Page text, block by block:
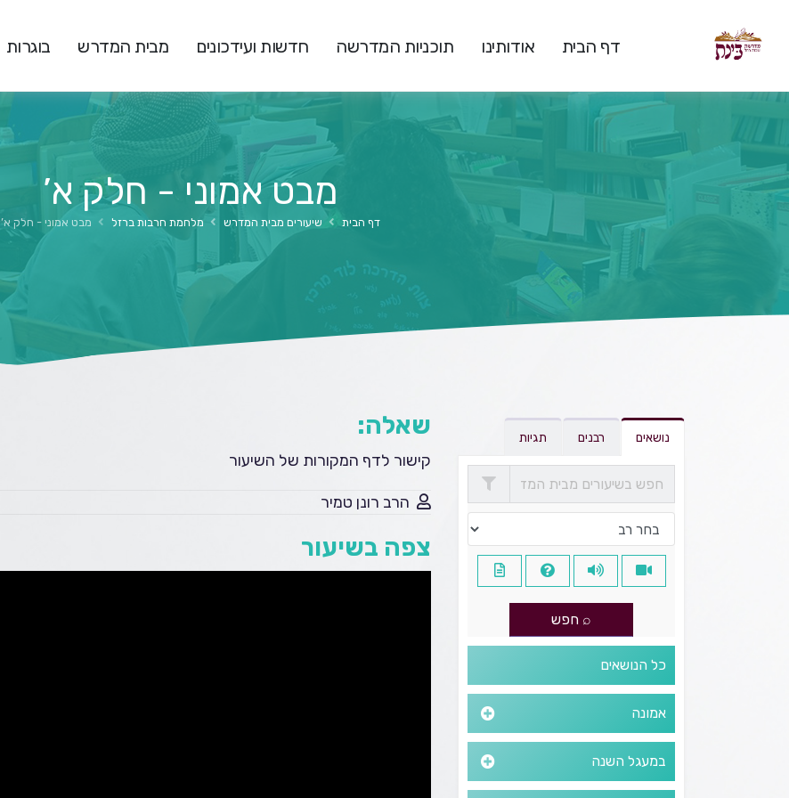
דף הבית אודותינו תוכניות המדרשה חדשות ועידכונים מבית המדרש בוגרות
מבט אמוני - חלק א’
דף הבית שיעורים מבית המדרש מלחמת חרבות ברזל מבט אמוני - חלק א’
נושאים רבנים תגיות
כל הנושאים
אמונה
במעגל השנה
שאלה:
קישור לדף המקורות של השיעור
הרב רונן טמיר
צפה בשיעור